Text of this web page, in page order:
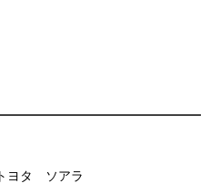
トヨタ ソアラ